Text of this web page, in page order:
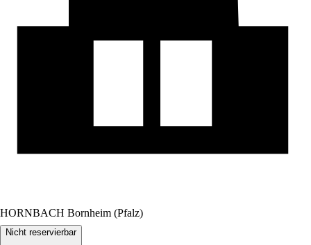
HORNBACH Bornheim (Pfalz)
Nicht reservierbar